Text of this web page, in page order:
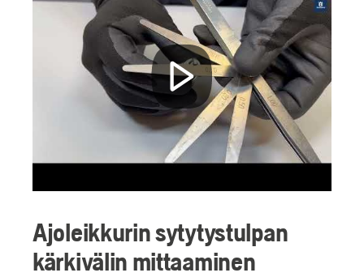
Ajoleikkurin sytytystulpan
kärkivälin mittaaminen